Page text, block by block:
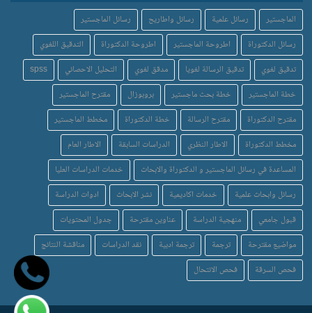
الماجستير رسائل علمية رسائل واطاريح
رسائل الماجستير
رسائل الدكتوراة
اطروحة الماجستير اطروحة الدكتوراة
التدقيق اللغوي
تدقيق لغوي
تدقيق الرسالة لغويا مدقق لغوي التحليل الاحصائي
spss
خطة الماجستير
خطة بحث ماجستير بروبوزال
مقترح الماجستير
مقترح الدكتوراة
مقترح الرسالة خطة الدكتوراة
مخطط الماجستير
مخطط الدكتوراة
الاطار النظري الدراسات السابقة
الاطار العام
المساعدة في رسائل الماجستير و الدكتوراة والابحاث
خدمات الدراسات العليا
رسائل وابحاث علمية
خدمات اكاديمية نشر الابحاث
ادوات الدراسة
قبول جامعي
منهجية الدراسة عناوين مقترحة
جدول المحتويات
مواضيع مقترحة
ترجمة ترجمة ادبية نقد الدراسات
مناقشة النتائج
فحص السرقة
فحص الانتحال